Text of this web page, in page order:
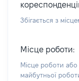
Збігається з
Місце роботи:
Місце роботи
майбутньої